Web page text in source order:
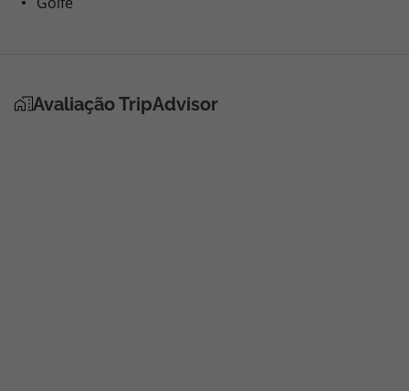
Avaliação TripAdvisor